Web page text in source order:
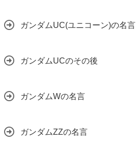
ガンダムUC(ユニコーン)の名言
ガンダムUCのその後
ガンダムWの名言
ガンダムZZの名言